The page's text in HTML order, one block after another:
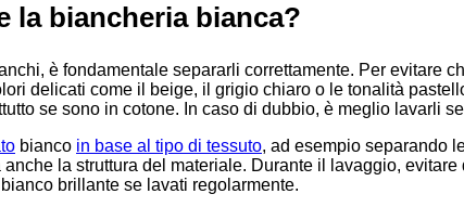
la biancheria bianca?
è fondamentale separarli correttamente. Per evitare
delicati come il beige, il grigio chiaro o le tonalità
se sono in cotone. In caso di dubbio, è meglio lavarli
bianco in base al tipo di tessuto, ad esempio separando
la struttura del materiale. Durante il lavaggio, evitare
brillante se lavati regolarmente.